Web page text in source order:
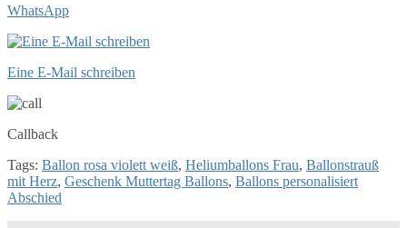
WhatsApp
Eine E-Mail schreiben
Callback
Tags: Ballon rosa violett weiß, Heliumballons Frau, Ballonstrauß
mit Herz, Geschenk Muttertag Ballons, Ballons personalisiert
Abschied